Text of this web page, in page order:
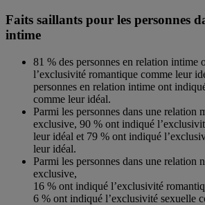
Faits saillants pour les personnes
intime
81 % des personnes en relation intime
l’exclusivité romantique comme leur
personnes en relation intime ont
comme leur idéal.
Parmi les personnes dans une relation
exclusive, 90 % ont indiqué
leur idéal et 79 % ont indiqué
leur idéal.
Parmi les personnes dans une relation
exclusive,
16 % ont indiqué l’exclusivité
6 % ont indiqué l’exclusivité sexuelle